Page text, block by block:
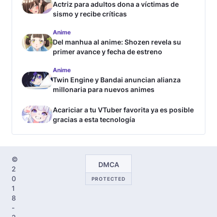
Actriz para adultos dona a víctimas de
sismo y recibe críticas
Anime
Del manhua al anime: Shozen revela su
primer avance y fecha de estreno
Anime
Twin Engine y Bandai anuncian alianza
millonaria para nuevos animes
Acariciar a tu VTuber favorita ya es posible
gracias a esta tecnología
©
2
0
1
8
-
DMCA
PROTECTED